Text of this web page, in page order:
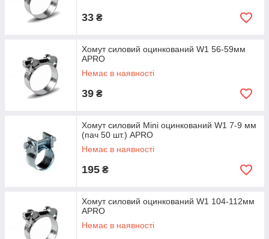
33 ₴
Хомут силовий оцинкований W1 56-59мм
APRO
Немає в наявності
39 ₴
Хомут силовий Mini оцинкований W1 7-9 мм
(пач 50 шт.) APRO
Немає в наявності
195 ₴
Хомут силовий оцинкований W1 104-112мм
APRO
Немає в наявності